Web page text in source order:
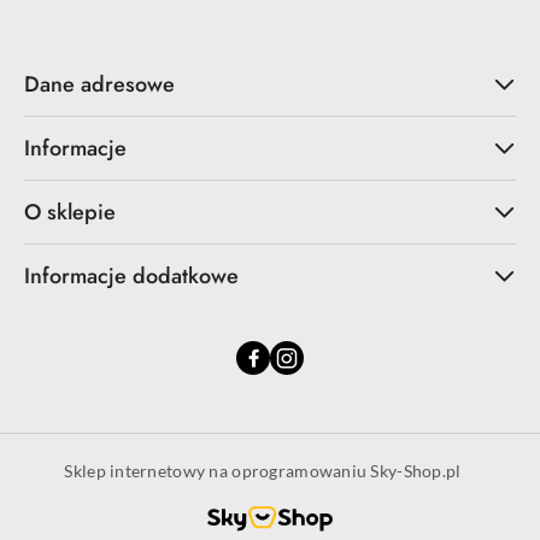
Dane adresowe
Informacje
O sklepie
Informacje dodatkowe
Sklep internetowy na oprogramowaniu Sky-Shop.pl